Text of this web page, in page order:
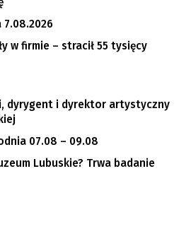
7.08.2026
w firmie – stracił 55 tysięcy
dyrygent i dyrektor artystyczny
07.08 – 09.08
Lubuskie? Trwa badanie